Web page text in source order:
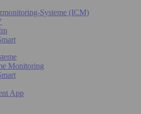
Systeme (ICM)
Monitoring
App